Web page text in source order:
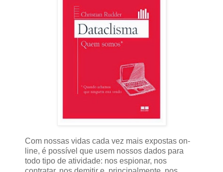
Com nossas vidas cada vez mais expostas on-
line, é possível que usem nossos dados para
todo tipo de atividade: nos espionar, nos